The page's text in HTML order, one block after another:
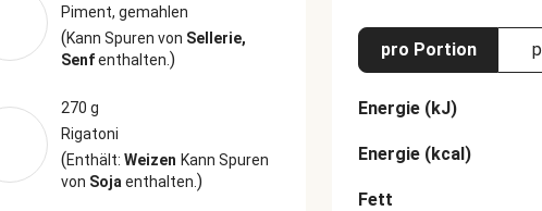
Piment, gemahlen
(Kann Spuren von Sellerie,
Senfenthalten. )
270 g
Rigatoni
(Enthält: Weizen Kann Spuren
von Soja enthalten. )
pro Portion
Energie (kJ)
Energie (kcal)
Fett